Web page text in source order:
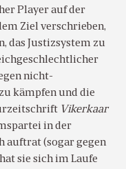
Player auf der
Ziel verschrieben,
das Justizsystem zu
nicht-
kämpfen und die
Vikerkaar
in der
auftrat (sogar gegen
sie sich im Laufe